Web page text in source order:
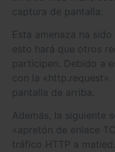
captura de pantalla:
Esta amenaza ha
esto hará que otros
participen. Debido a
con la
pantalla de arriba.
Además, la siguiente
«apretón de enlace
tráfico HTTP a